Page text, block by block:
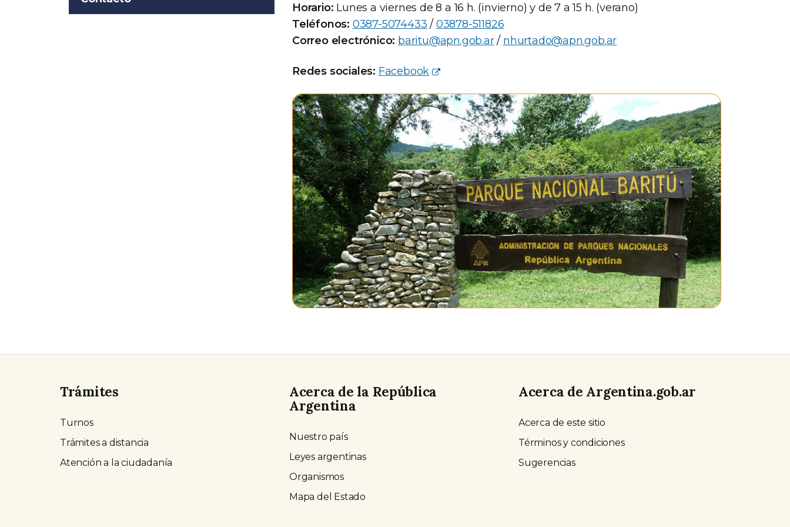
Horario: Lunes a viernes de 8 a 16 h. (invierno) y de 7 a 15 h. (verano)
Teléfonos: 0387-5074433 / 03878-511826
Correo electrónico: baritu@apn.gob.ar/ nhurtado@apn.gob.ar
Redes sociales: Facebook
Trámites
Turnos
Trámites a distancia
Atención a la ciudadanía
Acerca de la República
Argentina
Nuestro país
Leyes argentinas
Organismos
Mapa del Estado
Acerca de Argentina.gob.ar
Acerca de este sitio
Términos y condiciones
Sugerencias